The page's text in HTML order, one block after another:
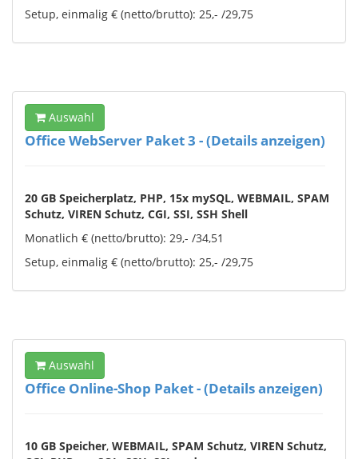
Setup, einmalig € (netto/brutto): 25,- /29,75
Auswahl
Office WebServer Paket 3 - (Details anzeigen)
20 GB Speicherplatz, PHP, 15x mySQL, WEBMAIL, SPAM
Schutz, VIREN Schutz, CGI, SSI, SSH Shell
Monatlich € (netto/brutto): 29,- /34,51
Setup, einmalig € (netto/brutto): 25,- /29,75
Auswahl
Office Online-Shop Paket - (Details anzeigen)
10 GB Speicher, WEBMAIL, SPAM Schutz, VIREN Schutz,